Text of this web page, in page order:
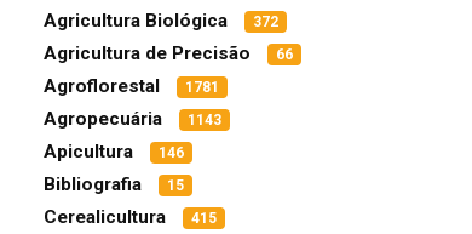
Agricultura Biológica 372
Agricultura de Precisão 66
Agroflorestal 1781
Agropecuária 1143
Apicultura 146
Bibliografia 15
Cerealicultura 415